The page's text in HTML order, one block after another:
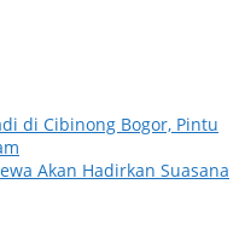
di Cibinong Bogor, Pintu
Akan Hadirkan Suasana